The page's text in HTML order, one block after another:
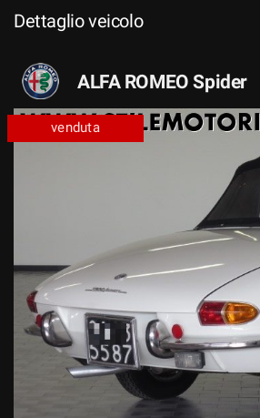
Dettaglio veicolo
ALFA ROMEO Spider
venduta venduta